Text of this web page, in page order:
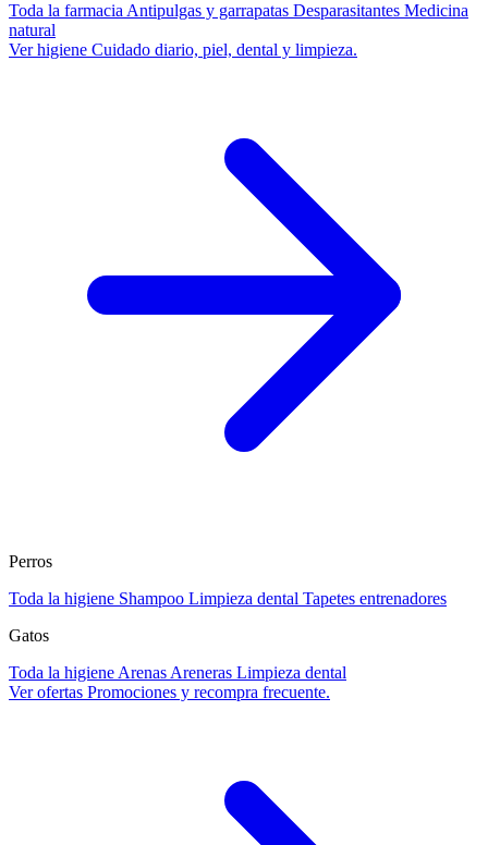
Toda la farmacia Antipulgas y garrapatas Desparasitantes Medicina
natural
Ver higiene Cuidado diario, piel, dental y limpieza.
Perros
Toda la higiene Shampoo Limpieza dental Tapetes entrenadores
Gatos
Toda la higiene Arenas Areneras Limpieza dental
Ver ofertas Promociones y recompra frecuente.